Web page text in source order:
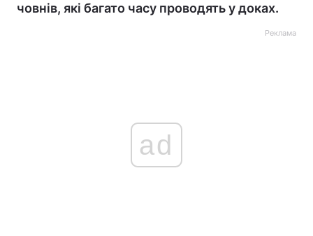
човнів, які багато часу проводять у доках.
Реклама
ad